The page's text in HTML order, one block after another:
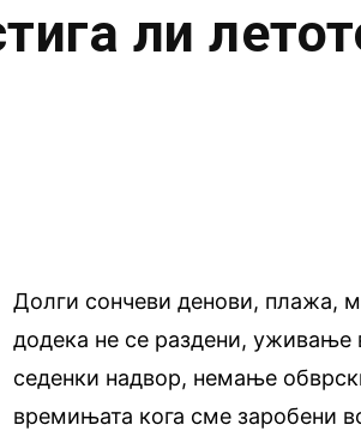
ли
Долги сончеви денови, плажа,
додека не се раздени, уживање
седенки надвор, немање
времињата кога сме заробени